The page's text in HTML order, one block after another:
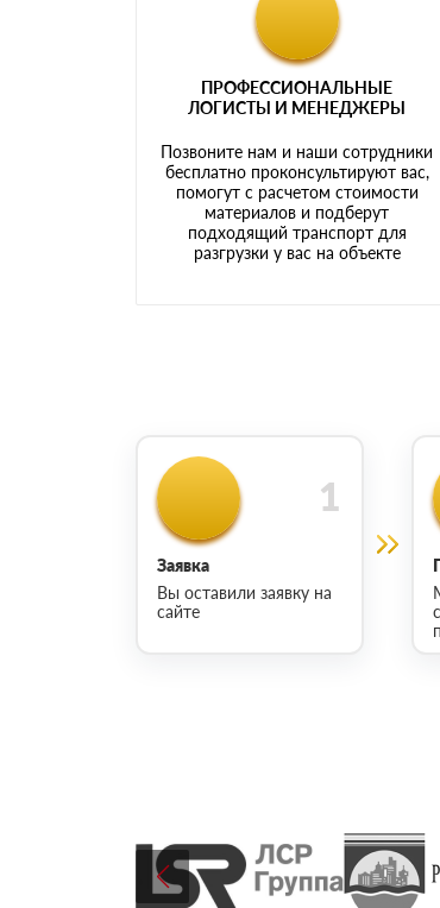
ПРОФЕССИОНАЛЬНЫЕ
ЛОГИСТЫ И МЕНЕДЖЕРЫ
Позвоните нам и наши сотрудники
бесплатно проконсультируют вас,
помогут с расчетом стоимости
материалов и подберут
подходящий транспорт для
разгрузки у вас на объекте
Заявка
Вы оставили заявку на
сайте